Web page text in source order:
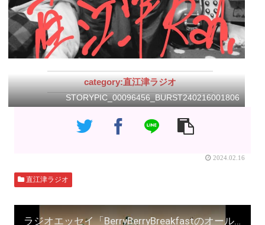
直江津ラジオ
STORYPIC_00096456_BURST240216001806
2024.02.16
直江津ラジオ
ラジオエッセイ「BerryBerryBreakfastのオールデイズ直江津Radio〜第５７回」ヨーグルト田中とDJシューカイ